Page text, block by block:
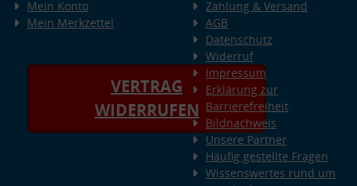
Mein Konto
Mein Merkzettel
VERTRAG
WIDERRUFEN
Zahlung & Versand
AGB
Datenschutz
Widerruf
Impressum
Erklärung zur
Barrierefreiheit
Bildnachweis
Unsere Partner
Häufig gestellte Fragen
Wissenswertes rund um